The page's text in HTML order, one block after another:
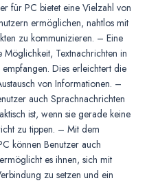
für PC bietet eine Vielzahl von
ermöglichen, nahtlos mit
zu kommunizieren. – Eine
Textnachrichten in
Dies erleichtert die
von Informationen. –
auch Sprachnachrichten
ist, wenn sie gerade keine
zu tippen. – Mit dem
können Benutzer auch
es ihnen, sich mit
zu setzen und ein